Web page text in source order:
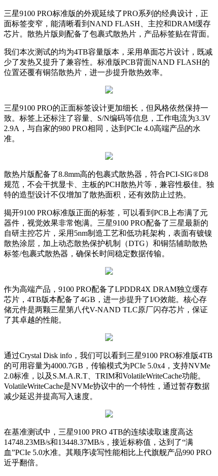
三星9100 PRO标准版的外观延续了PRO系列的经典设计，正
面标签变窄，能清晰看到NAND FLASH、主控和DRAM缓存
芯片。散热片版则配备了包裹式散热片，产品标签贴在背面。
我们本次测试的均为4TB容量版本，采用单面芯片设计，既减
少了发热又提升了兼容性。标准版PCB背面NAND FLASH的
位置还覆有铜箔散热片，进一步提升散热效率。
三星9100 PRO的正面标签设计更加细长，但风格依然保持一
致。标签上还标注了容量、S/N编码等信息，工作电流为3.3V
2.9A，与自家的980 PRO相同，达到PCIe 4.0高端产品的水
准。
散热片版配备了8.8mm高的包裹式散热器，符合PCI-SIG®D8
规范，不会干扰显卡、主板的PCH散热片等，兼容性极佳。独
特的造型设计不仅增加了散热面积，还有效防止过热。
揭开9100 PRO标准版正面的标签，可以看到PCB上布满了元
器件，视觉效果非常饱满。三星9100 PRO配备了三星最新的
自研主控芯片，采用5nm制造工艺和低功耗架构，表面有镀镍
散热涂层，加上动态散热保护机制（DTG）和铜箔辅助散热
标签/包裹式散热器，确保长时间稳定数据传输。
作为高端产品，9100 PRO配备了LPDDR4X DRAM独立缓存
芯片，4TB版本配备了4GB，进一步提升了I/O效能。核心存
储元件是两颗三星第八代V-NAND TLC原厂闪存芯片，保证
了其卓越的性能。
通过Crystal Disk info，我们可以看到三星9100 PRO标准版4TB
的可用容量为4000.7GB，传输模式为PCIe 5.0x4，支持NVMe
2.0标准，以及S.M.A.R.T、TRIM和VolatileWriteCache功能。
VolatileWriteCache是NVMe协议中的一个特性，通过暂存数据
减少延迟并提高写入速度。
在基准测试中，三星9100 PRO 4TB的连续读取速度高达
14748.23MB/s和13448.37MB/s，接近标称值，达到了“满
血”PCIe 5.0水准。其顺序读写性能相比上代旗舰产品990 PRO
近乎翻倍。